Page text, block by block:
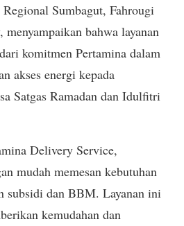
Sumbagut, Fahrougi
bahwa layanan
komitmen Pertamina dalam
akses energi kepada
Satgas Ramadan dan Idulfitri
Delivery Service,
mudah memesan kebutuhan
subsidi dan BBM. Layanan ini
kemudahan dan